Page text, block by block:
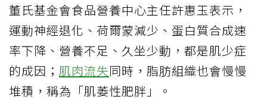
董氏基金會食品營養中心主任許惠玉表示，
運動神經退化、荷爾蒙減少、蛋白質合成速
率下降、營養不足、久坐少動，都是肌少症
的成因； 肌肉流失同時，脂肪組織也會慢慢
堆積，稱為「肌萎性肥胖」。